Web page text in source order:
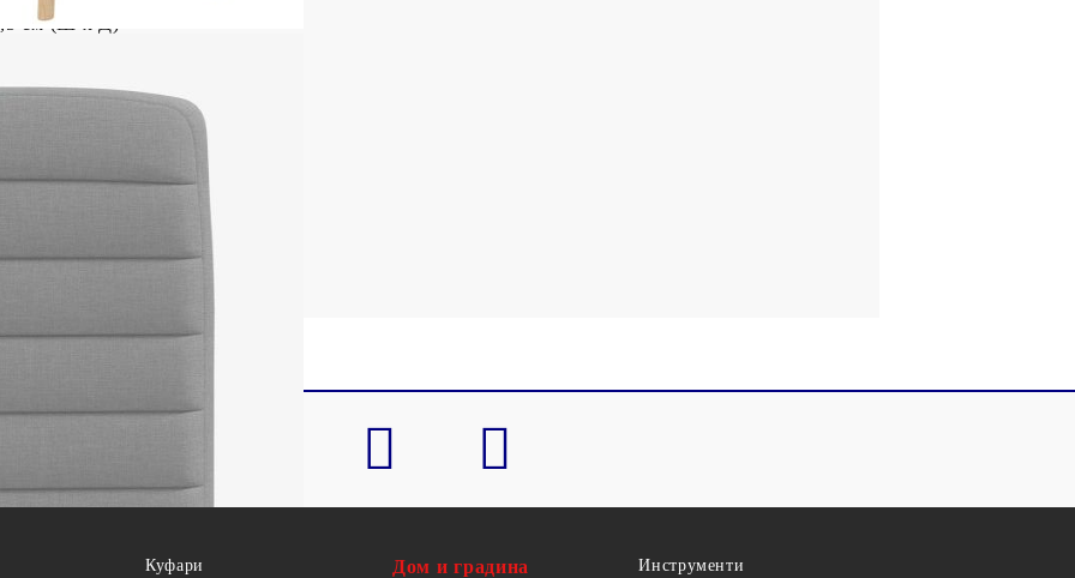
см (Ш x Д)
(на седалка): 110 кг
Куфари
Дом и градина
Инструменти